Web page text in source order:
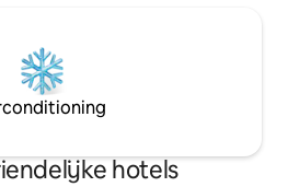
hotels